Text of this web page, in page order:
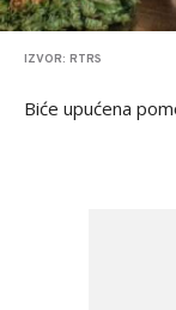
IZVOR: RTRS
Biće upućena